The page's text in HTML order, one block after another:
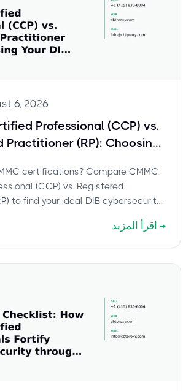
6, 2026
Professional (CCP) vs.
Practitioner (RP): Choosing
certifications? Compare CMMC
(CCP) vs. Registered
to find your ideal DIB cybersecurity
اقرأ المزيد →